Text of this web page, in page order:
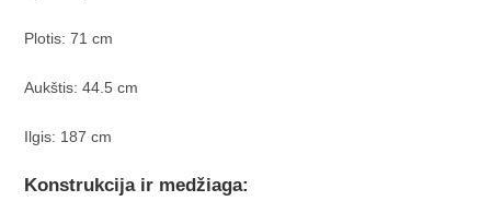
Plotis: 71 cm
Aukštis: 44.5 cm
Ilgis: 187 cm
Konstrukcija ir medžiaga: